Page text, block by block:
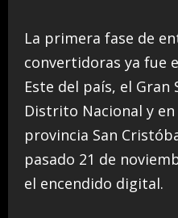
La primera fase de
convertidoras ya fue
Este del país, el Gran
Distrito Nacional y
provincia San
pasado 21 de
el encendido digital.